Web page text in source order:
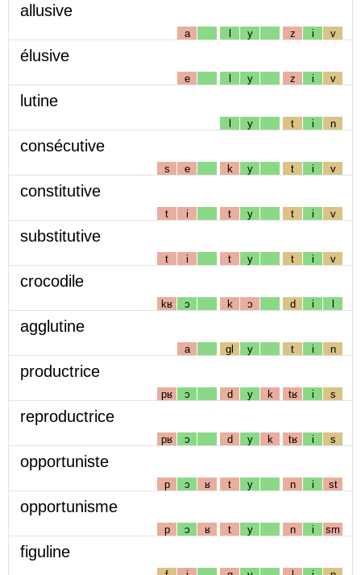
allusive
a l y z i v
élusive
e l y z i v
lutine
l y t i n
consécutive
s e k y t i v
constitutive
t i t y t i v
substitutive
t i t y t i v
crocodile
kʁ ɔ k ɔ d i l
agglutine
a gl y t i n
productrice
pʁ ɔ d y k tʁ i s
reproductrice
pʁ ɔ d y k tʁ i s
opportuniste
p ɔ ʁ t y n i st
opportunisme
p ɔ ʁ t y n i sm
figuline